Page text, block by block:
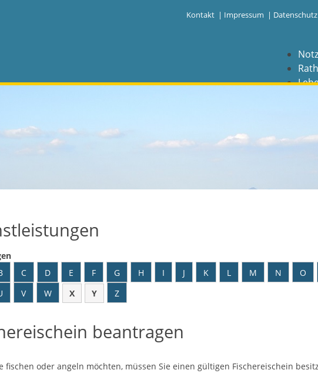
Kontakt | Impressum | Datenschutz
C D E F G H I J K L M N O
V W X Y Z
beantragen
fischen oder angeln möchten, müssen Sie einen gültigen Fischereischein